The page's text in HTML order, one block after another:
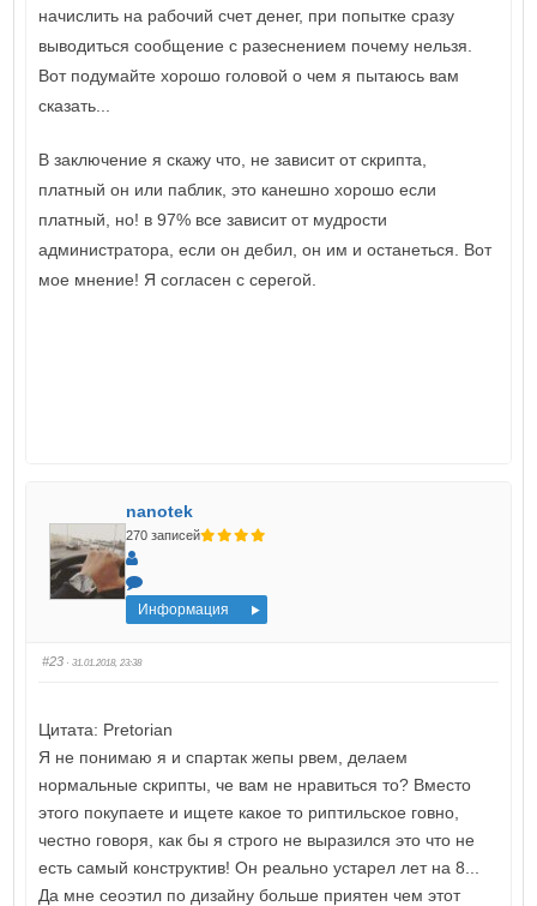
начислить на рабочий счет денег, при попытке сразу
выводиться сообщение с разеснением почему нельзя.
Вот подумайте хорошо головой о чем я пытаюсь вам
сказать...
В заключение я скажу что, не зависит от скрипта,
платный он или паблик, это канешно хорошо если
платный, но! в 97% все зависит от мудрости
администратора, если он дебил, он им и останеться. Вот
мое мнение! Я согласен с серегой.
nanotek
270 записей
Информация
#23 · 31.01.2018, 23:38
Цитата: Pretorian
Я не понимаю я и спартак жепы рвем, делаем
нормальные скрипты, че вам не нравиться то? Вместо
этого покупаете и ищете какое то риптильское говно,
честно говоря, как бы я строго не выразился это что не
есть самый конструктив! Он реально устарел лет на 8...
Да мне сеоэтил по дизайну больше приятен чем этот